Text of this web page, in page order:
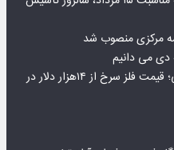
مرکزی منصوب شد
دی می دانیم
تداوم صعود مس در بازارهای جهانی؛ قیمت فلز سرخ از ۱۴هزار دلار در